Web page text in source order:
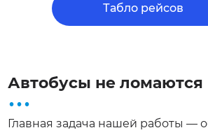
Табло рейсов
Автобусы не ломаются
...
Главная задача нашей работы —